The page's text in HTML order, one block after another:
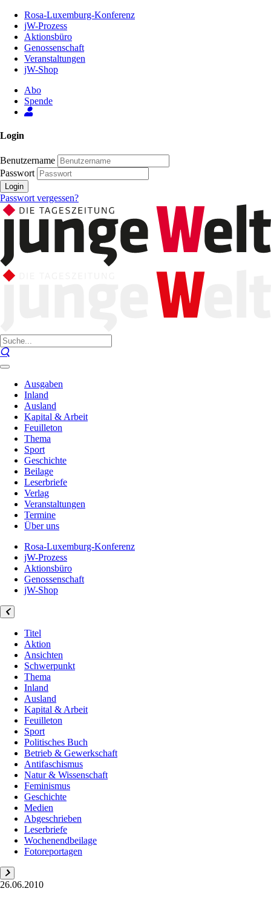
Inhalt
Seite
Rosa-Luxemburg-Konferenz
jW-Prozess
Aktionsbüro
Genossenschaft
Veranstaltungen
jW-Shop
Abo
Spende
Login
Benutzername
Passwort
Login
Passwort vergessen?
Ausgaben
Inland
Ausland
Kapital & Arbeit
Feuilleton
Thema
Sport
Geschichte
Beilage
Leserbriefe
Verlag
Veranstaltungen
Termine
Über uns
Rosa-Luxemburg-Konferenz
jW-Prozess
Aktionsbüro
Genossenschaft
jW-Shop
Titel
Aktion
Ansichten
Schwerpunkt
Thema
Inland
Ausland
Kapital & Arbeit
Feuilleton
Sport
Politisches Buch
Betrieb & Gewerkschaft
Antifaschismus
Natur & Wissenschaft
Feminismus
Geschichte
Medien
Abgeschrieben
Leserbriefe
Wochenendbeilage
Fotoreportagen
26.06.2010